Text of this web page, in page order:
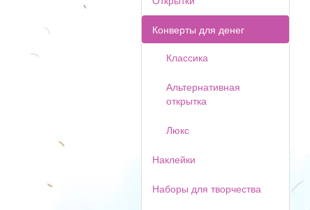
Конверты для денег
Классика
Альтернативная
открытка
Люкс
Наклейки
Наборы для творчества